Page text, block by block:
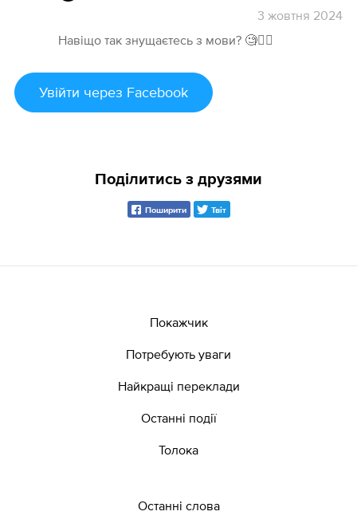
3жовтня 2024
Навіщо так знущаєтесь з мови? 🧐🤦‍♂️
Увійти через Facebook
Поділитись з друзями
Поширити Твіт
Покажчик
Потребують уваги
Найкращі переклади
Останні події
Толока
Останні слова